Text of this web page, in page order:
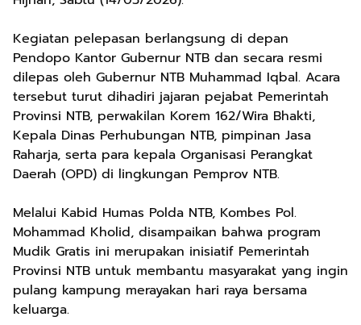
Kegiatan pelepasan berlangsung di depan
Pendopo Kantor Gubernur NTB dan secara resmi
dilepas oleh Gubernur NTB Muhammad Iqbal. Acara
tersebut turut dihadiri jajaran pejabat Pemerintah
Provinsi NTB, perwakilan Korem 162/Wira Bhakti,
Kepala Dinas Perhubungan NTB, pimpinan Jasa
Raharja, serta para kepala Organisasi Perangkat
Daerah (OPD) di lingkungan Pemprov NTB.
Melalui Kabid Humas Polda NTB, Kombes Pol.
Mohammad Kholid, disampaikan bahwa program
Mudik Gratis ini merupakan inisiatif Pemerintah
Provinsi NTB untuk membantu masyarakat yang ingin
pulang kampung merayakan hari raya bersama
keluarga.